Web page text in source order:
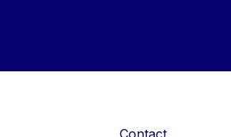
Contact